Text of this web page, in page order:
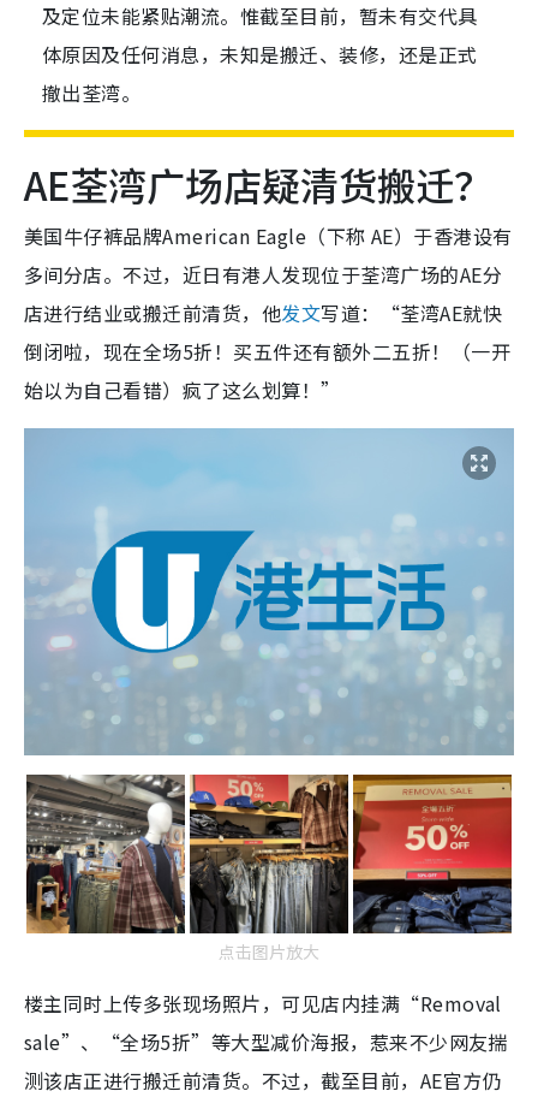
及定位未能紧贴潮流。惟截至目前，暂未有交代具
体原因及任何消息，未知是搬迁、装修，还是正式
撤出荃湾。
AE荃湾广场店疑清货搬迁？
美国牛仔裤品牌American Eagle（下称 AE）于香港设有
多间分店。不过，近日有港人发现位于荃湾广场的AE分
店进行结业或搬迁前清货，他发文写道：“荃湾AE就快
倒闭啦，现在全场5折！买五件还有额外二五折！（一开
始以为自己看错）疯了这么划算！”
点击图片放大
楼主同时上传多张现场照片，可见店内挂满“Removal
sale”、“全场5折”等大型减价海报，惹来不少网友揣
测该店正进行搬迁前清货。不过，截至目前，AE官方仍